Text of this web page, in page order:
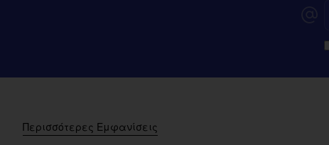
Περισσότερες Εμφανίσεις